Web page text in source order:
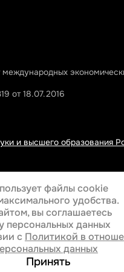
международных
от 18.07.2016
и высшего образования
Российской
файлы cookie
удобства.
вы соглашаетесь
персональных данных
с Политикой в
данных
Принять